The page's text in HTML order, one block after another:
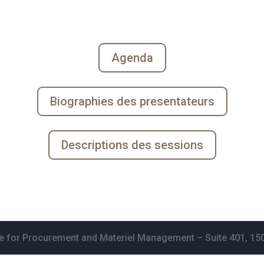
Agenda
Biographies des presentateurs
Descriptions des sessions
for Procurement and Materiel Management – Suite 401,